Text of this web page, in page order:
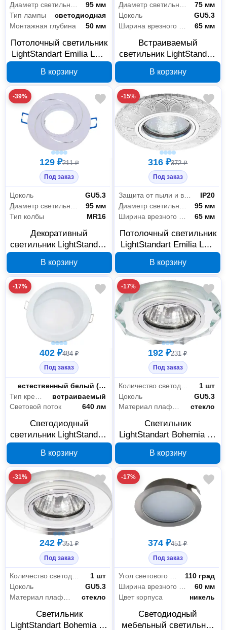
Диаметр светильника
95 мм
Тип лампы
светодиодная
Монтажная глубина
50 мм
Потолочный светильник
LightStandart Emilia LED
IT8680
В корзину
Диаметр светильника
75 мм
Цоколь
GU5.3
65 мм
Встраиваемый
светильник LightStandart
белый IT8008
В корзину
-39%
129 ₽211 ₽
Под заказ
Цоколь
GU5.3
95 мм
Тип колбы
MR16
Декоративный
светильник LightStandart
белый/хром IT8825
В корзину
-15%
316 ₽372 ₽
Под заказ
Защита от пыли и влаги
IP20
95 мм
65 мм
Потолочный светильник
LightStandart Emilia LED
IT8675
В корзину
-17%
402 ₽484 ₽
Под заказ
Цветность
естественный белый (3300-5000 К)
встраиваемый
Световой поток
640 лм
Светодиодный
светильник LightStandart
белый 8 Вт IT8541
В корзину
-17%
192 ₽231 ₽
Под заказ
1 шт
Цоколь
GU5.3
Материал плафона
стекло
Светильник
LightStandart Bohemia 51
зеркало IT2163
В корзину
-31%
242 ₽351 ₽
Под заказ
Количество светодиодов/ламп
1 шт
Цоколь
GU5.3
стекло
Светильник
LightStandart Bohemia 51
-17%
374 ₽451 ₽
Под заказ
Угол светового пучка
110 град
Ширина врезного отверстия
60 мм
Цвет корпуса
никель
Светодиодный
мебельный светильник